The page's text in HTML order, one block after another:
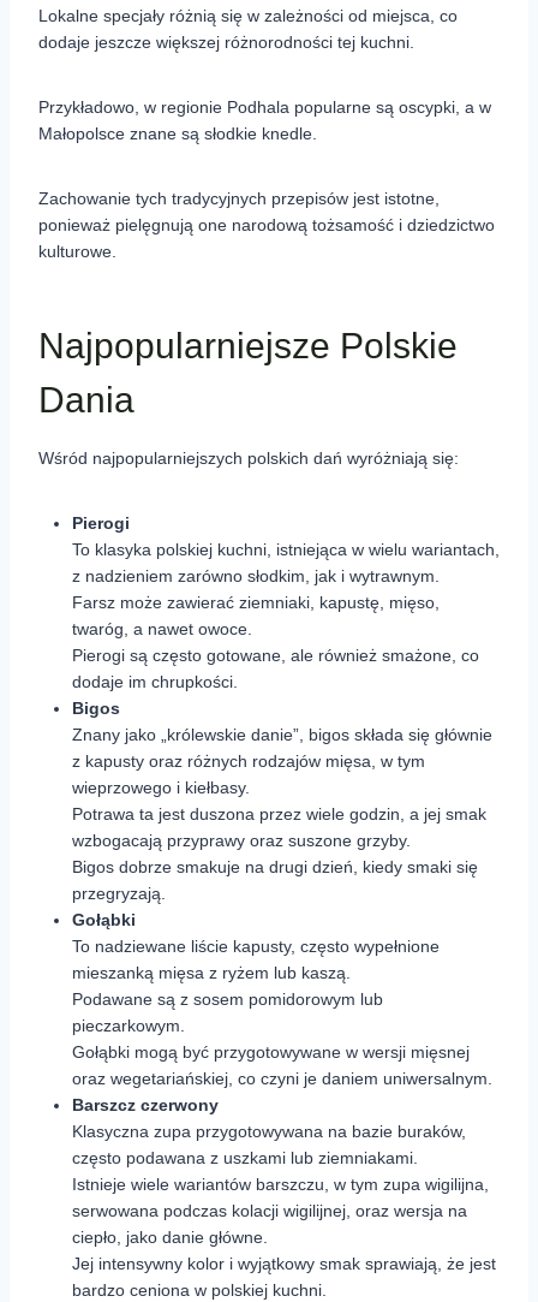
Lokalne specjały różnią się w zależności od miejsca, co
dodaje jeszcze większej różnorodności tej kuchni.
Przykładowo, w regionie Podhala popularne są oscypki, a w
Małopolsce znane są słodkie knedle.
Zachowanie tych tradycyjnych przepisów jest istotne,
ponieważ pielęgnują one narodową tożsamość i dziedzictwo
kulturowe.
Najpopularniejsze Polskie
Dania
Wśród najpopularniejszych polskich dań wyróżniają się:
Pierogi
To klasyka polskiej kuchni, istniejąca w wielu wariantach,
z nadzieniem zarówno słodkim, jak i wytrawnym.
Farsz może zawierać ziemniaki, kapustę, mięso,
twaróg, a nawet owoce.
Pierogi są często gotowane, ale również smażone, co
dodaje im chrupkości.
Bigos
Znany jako „królewskie danie”, bigos składa się głównie
z kapusty oraz różnych rodzajów mięsa, w tym
wieprzowego i kiełbasy.
Potrawa ta jest duszona przez wiele godzin, a jej smak
wzbogacają przyprawy oraz suszone grzyby.
Bigos dobrze smakuje na drugi dzień, kiedy smaki się
przegryzają.
Gołąbki
To nadziewane liście kapusty, często wypełnione
mieszanką mięsa z ryżem lub kaszą.
Podawane są z sosem pomidorowym lub
pieczarkowym.
Gołąbki mogą być przygotowywane w wersji mięsnej
oraz wegetariańskiej, co czyni je daniem uniwersalnym.
Barszcz czerwony
Klasyczna zupa przygotowywana na bazie buraków,
często podawana z uszkami lub ziemniakami.
Istnieje wiele wariantów barszczu, w tym zupa wigilijna,
serwowana podczas kolacji wigilijnej, oraz wersja na
ciepło, jako danie główne.
Jej intensywny kolor i wyjątkowy smak sprawiają, że jest
bardzo ceniona w polskiej kuchni.